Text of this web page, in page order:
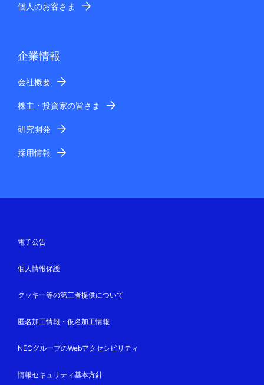
個人のお客さま
企業情報
会社概要
株主・投資家の皆さま
研究開発
採用情報
電子公告
個人情報保護
クッキー等の第三者提供について
匿名加工情報・仮名加工情報
NECグループのWebアクセシビリティ
情報セキュリティ基本方針